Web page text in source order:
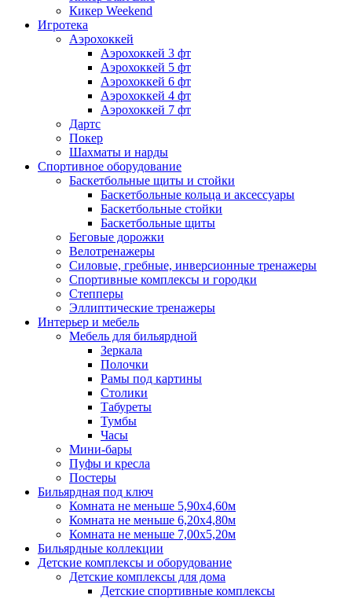
Кикер Weekend
Игротека
Аэрохоккей
Аэрохоккей 3 фт
Аэрохоккей 5 фт
Аэрохоккей 6 фт
Аэрохоккей 4 фт
Аэрохоккей 7 фт
Дартс
Покер
Шахматы и нарды
Спортивное оборудование
Баскетбольные щиты и стойки
Баскетбольные кольца и аксессуары
Баскетбольные стойки
Баскетбольные щиты
Беговые дорожки
Велотренажеры
Силовые, гребные, инверсионные тренажеры
Спортивные комплексы и городки
Степперы
Эллиптические тренажеры
Интерьер и мебель
Мебель для бильярдной
Зеркала
Полочки
Рамы под картины
Столики
Табуреты
Тумбы
Часы
Мини-бары
Пуфы и кресла
Постеры
Бильярдная под ключ
Комната не меньше 5,90х4,60м
Комната не меньше 6,20х4,80м
Комната не меньше 7,00х5,20м
Бильярдные коллекции
Детские комплексы и оборудование
Детские комплексы для дома
Детские спортивные комплексы